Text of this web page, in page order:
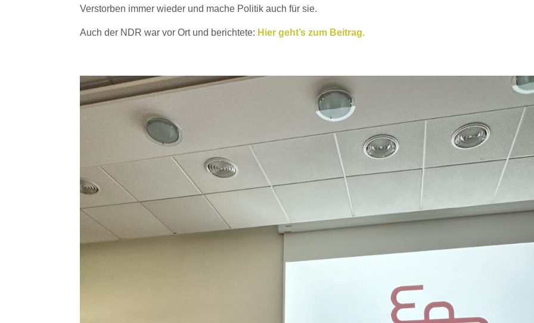
Verstorben immer wieder und mache Politik auch für sie.
Auch der NDR war vor Ort und berichtete: Hier geht’s zum Beitrag.